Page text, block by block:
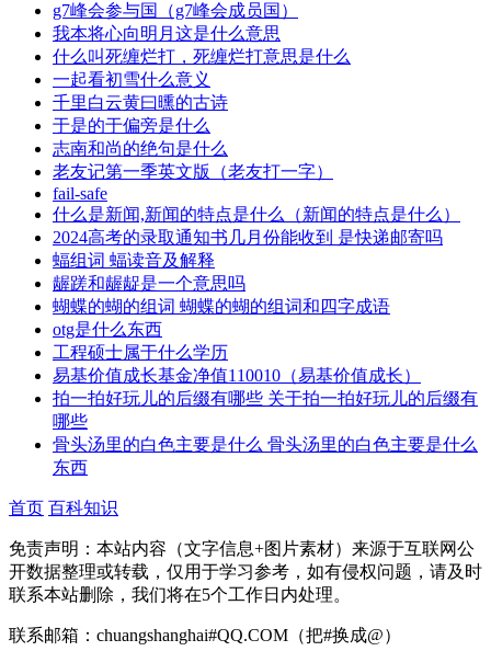
g7峰会参与国（g7峰会成员国）
我本将心向明月这是什么意思
什么叫死缠烂打，死缠烂打意思是什么
一起看初雪什么意义
千里白云黄曰曛的古诗
于是的于偏旁是什么
志南和尚的绝句是什么
老友记第一季英文版（老友打一字）
fail-safe
什么是新闻,新闻的特点是什么（新闻的特点是什么）
2024高考的录取通知书几月份能收到 是快递邮寄吗
蝠组词 蝠读音及解释
龌蹉和龌龊是一个意思吗
蝴蝶的蝴的组词 蝴蝶的蝴的组词和四字成语
otg是什么东西
工程硕士属于什么学历
易基价值成长基金净值110010（易基价值成长）
拍一拍好玩儿的后缀有哪些 关于拍一拍好玩儿的后缀有
哪些
骨头汤里的白色主要是什么 骨头汤里的白色主要是什么
东西
首页 百科知识
免责声明：本站内容（文字信息+图片素材）来源于互联网公
开数据整理或转载，仅用于学习参考，如有侵权问题，请及时
联系本站删除，我们将在5个工作日内处理。
联系邮箱：chuangshanghai#QQ.COM（把#换成@）